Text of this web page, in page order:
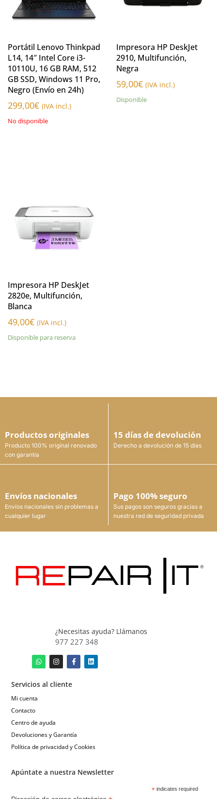
Portátil Lenovo Thinkpad
L14, 14″ Intel Core i3-
10110U, 16 GB RAM, 512
GB SSD, Windows 11 Pro,
Negro (Envío en 24h)
299,00€ (IVA incl.)
No disponible
Impresora HP DeskJet
2910, Multifunción,
Negra
59,00€ (IVA incl.)
Disponible
Impresora HP DeskJet
2820e, Multifunción,
Blanca
49,00€ (IVA incl.)
Disponible para reserva
Productos originales
Producto 100% original renovado
con garantía
15 días de devolución
Derecho a devolución de 15 días
Envíos nacionales
Envíos nacionales sin problemas a
cualquier lugar
Pago 100% seguro
Sus pagos son seguros gracias a
nuestra red de seguridad privada
¿Necesitas ayuda? Llámanos
977 227 348
Servicios al cliente
Mi cuenta
Contacto
Centro de ayuda
Devoluciones y Garantía
Política de privacidad y Cookies
Apúntate a nuestra Newsletter
*indicates required